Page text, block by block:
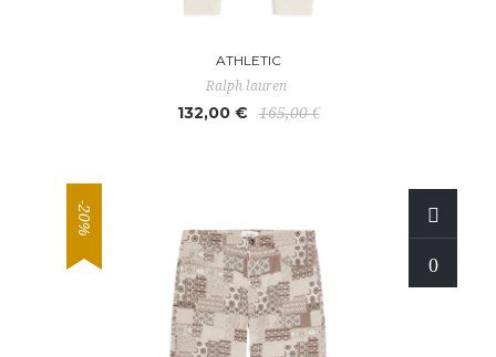
ATHLETIC
Ralph lauren
132,00 € 165,00 €
-20%